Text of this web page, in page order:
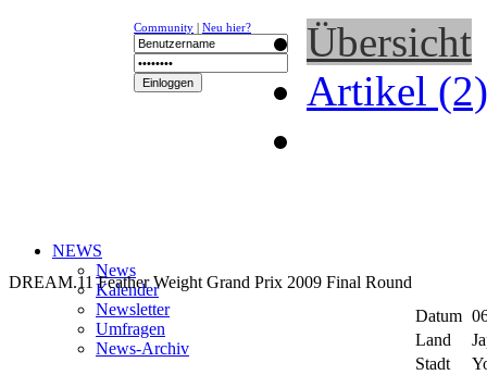
Community | Neu hier?
NEWS
News
Kalender
Newsletter
Umfragen
News-Archiv
Übersicht
Artikel (2)
DREAM.11 Feather Weight Grand Prix 2009 Final Round
Datum
Land
Stadt